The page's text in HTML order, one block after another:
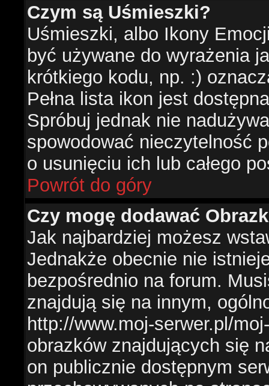
Czym są Uśmieszki?
Uśmieszki, albo Ikony
być używane do wyrażenia
krótkiego kodu, np. :)
Pełna lista ikon jest
Spróbuj jednak nie
spowodować nieczytelność
o usunięciu ich lub całego
Powrót do góry
Czy mogę dodawać
Jak najbardziej możesz
Jednakże obecnie nie
bezpośrednio na forum.
znajdują się na innym,
http://www.moj-serwer.pl/
obrazków znajdujących się
on publicznie dostępnym